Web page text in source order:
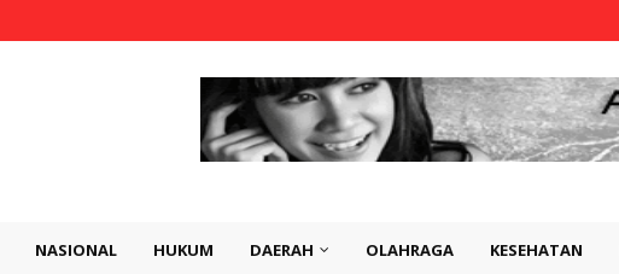
NASIONAL HUKUM DAERAH OLAHRAGA KESEHATAN